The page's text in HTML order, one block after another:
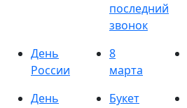
последний
звонок
День
России
8
марта
День
Букет